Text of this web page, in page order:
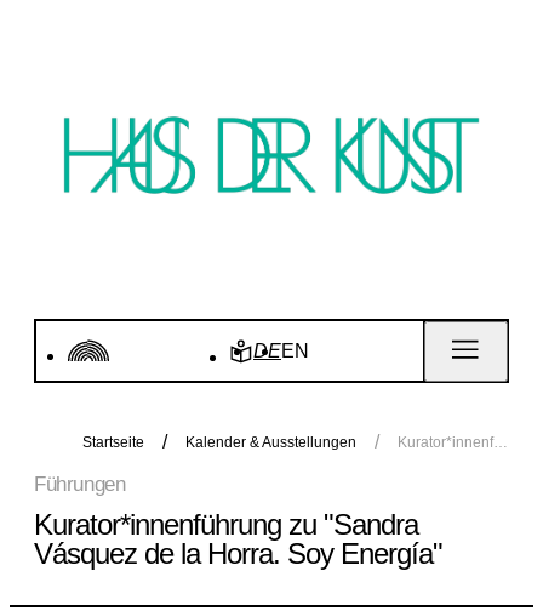
DEEN
Startseite Kalender & Ausstellungen Kurator*innenführung zu "Sandra Vásquez de la Horra. Soy Energía"
Führungen
Kurator*innenführung zu "Sandra
Vásquez de la Horra. Soy Energía"